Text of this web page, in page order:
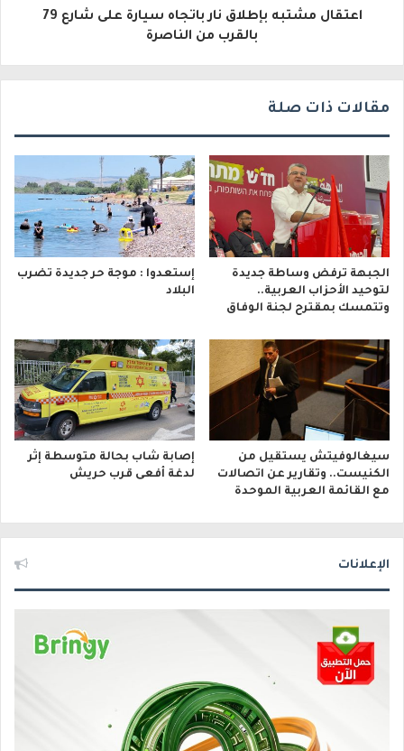
اعتقال مشتبه بإطلاق نار باتجاه سيارة على شارع 79
بالقرب من الناصرة
مقالات ذات صلة
الجبهة ترفض وساطة جديدة
لتوحيد الأحزاب العربية..
وتتمسك بمقترح لجنة الوفاق
إستعدوا : موجة حر جديدة تضرب
البلاد
سيغالوفيتش يستقيل من
الكنيست.. وتقارير عن اتصالات
مع القائمة العربية الموحدة
إصابة شاب بحالة متوسطة إثر
لدغة أفعى قرب حريش
الإعلانات